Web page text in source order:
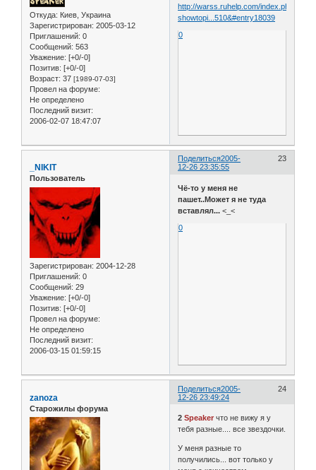
Откуда: Киев, Украина
Зарегистрирован: 2005-03-12
Приглашений: 0
Сообщений: 563
Уважение: [+0/-0]
Позитив: [+0/-0]
Возраст: 37 [1989-07-03]
Провел на форуме:
Не определено
Последний визит:
2006-02-07 18:47:07
http://warss.ruhelp.com/index.php?
showtopi...510&#entry18039
0
Поделиться 23
2005-
12-26 23:35:55
_NIKIT
Пользователь
Зарегистрирован: 2004-12-28
Приглашений: 0
Сообщений: 29
Уважение: [+0/-0]
Позитив: [+0/-0]
Провел на форуме:
Не определено
Последний визит:
2006-03-15 01:59:15
Чё-то у меня не
пашет..Может я не туда
вставлял... <_<
0
Поделиться 24
2005-
12-26 23:49:24
zanoza
Старожилы форума
2Speaker что не вижу я у
тебя разные.... все звездочки.
У меня разные то
получились... вот только у